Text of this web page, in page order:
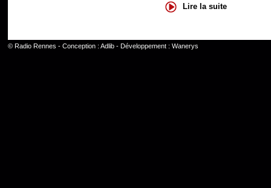
Lire la suite
© Radio Rennes - Conception : Adlib- Développement : Wanerys